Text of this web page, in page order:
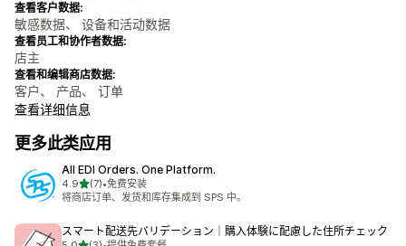
查看客户数据:
敏感数据、 设备和活动数据
查看员工和协作者数据:
店主
查看和编辑商店数据:
客户、 产品、 订单
查看详细信息
更多此类应用
All EDI Orders. One Platform.
4.9星（满分 5 星）
(7)
总共 7 条评论
•免费安装
将商店订单、发货和库存集成到 SPS 中。
スマート配送先バリデーション｜購入体験に配慮した住所チェック